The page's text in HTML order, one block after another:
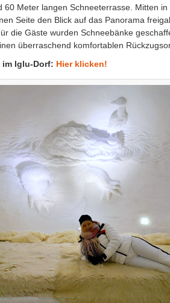
60 Meter langen Schneeterrasse. Mitten
Seite den Blick auf das Panorama
die Gäste wurden Schneebänke
überraschend komfortablen
im Iglu-Dorf: Hier klicken!